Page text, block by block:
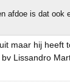
afdoe is dat ook
maar hij heeft
Lissandro